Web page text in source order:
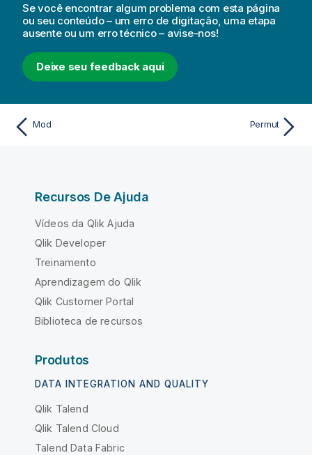
Se você encontrar algum problema com esta página
ou seu conteúdo – um erro de digitação, uma etapa
ausente ou um erro técnico – avise-nos!
Deixe seu feedback aqui
Mod Permut
Recursos De Ajuda
Vídeos da Qlik Ajuda
Qlik Developer
Treinamento
Aprendizagem do Qlik
Qlik Customer Portal
Biblioteca de recursos
Produtos
DATA INTEGRATION AND QUALITY
Qlik Talend
Qlik Talend Cloud
Talend Data Fabric